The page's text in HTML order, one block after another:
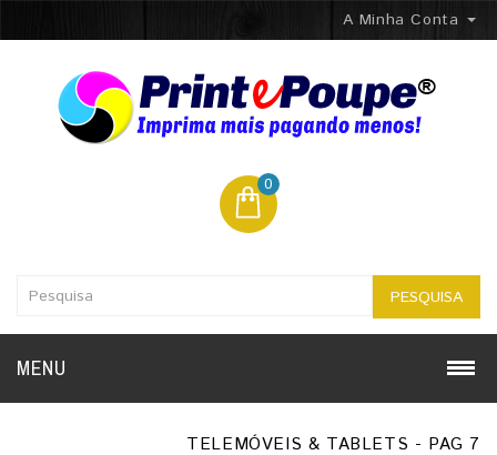
A Minha Conta
0
PESQUISA
MENU
TELEMÓVEIS & TABLETS - PAG 7